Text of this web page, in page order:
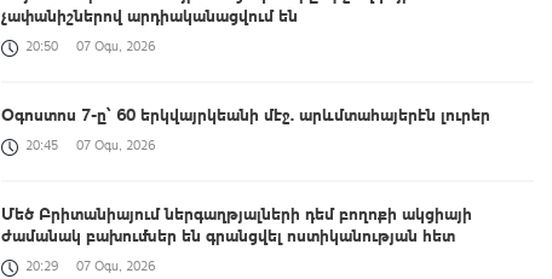
չափանիշներով արդիականացվում են
20:50 07 Օգս, 2026
Օգոստոս 7-ը՝ 60 երկվայրկեանի մէջ. արևմտահայերէն լուրեր
20:45 07 Օգս, 2026
Մեծ Բրիտանիայում ներգաղթյալների դեմ բողոքի ակցիայի
ժամանակ բախումներ են գրանցվել ոստիկանության հետ
20:29 07 Օգս, 2026